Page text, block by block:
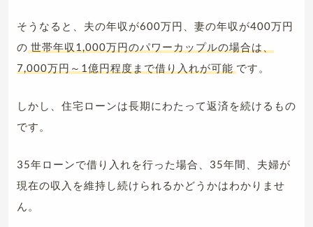
そうなると、夫の年収が600万円、妻の年収が400万円
の 世帯年収1,000万円のパワーカップルの場合は、
7,000万円～1億円程度まで借り入れが可能 です。
しかし、住宅ローンは長期にわたって返済を続けるもの
です。
35年ローンで借り入れを行った場合、35年間、夫婦が
現在の収入を維持し続けられるかどうかはわかりませ
ん。